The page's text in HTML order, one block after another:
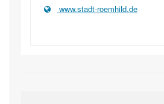
www.stadt-roemhild.de